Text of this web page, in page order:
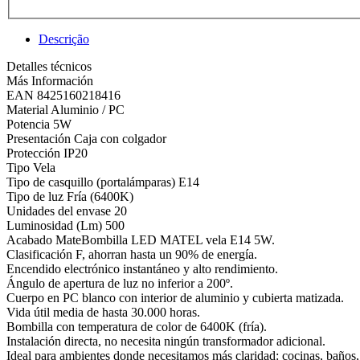
Descrição
Detalles técnicos
Más Información
EAN 8425160218416
Material Aluminio / PC
Potencia 5W
Presentación Caja con colgador
Protección IP20
Tipo Vela
Tipo de casquillo (portalámparas) E14
Tipo de luz Fría (6400K)
Unidades del envase 20
Luminosidad (Lm) 500
Acabado MateBombilla LED MATEL vela E14 5W.
Clasificación F, ahorran hasta un 90% de energía.
Encendido electrónico instantáneo y alto rendimiento.
Ángulo de apertura de luz no inferior a 200º.
Cuerpo en PC blanco con interior de aluminio y cubierta matizada.
Vida útil media de hasta 30.000 horas.
Bombilla con temperatura de color de 6400K (fría).
Instalación directa, no necesita ningún transformador adicional.
Ideal para ambientes donde necesitamos más claridad: cocinas,